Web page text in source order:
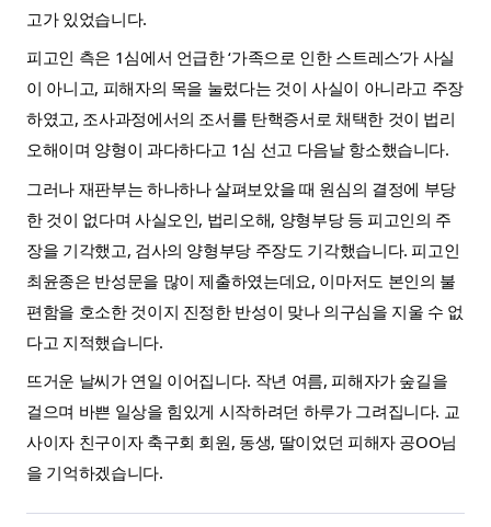
고가 있었습니다.
피고인 측은 1심에서 언급한 ‘가족으로 인한 스트레스’가 사실
이 아니고, 피해자의 목을 눌렀다는 것이 사실이 아니라고 주장
하였고, 조사과정에서의 조서를 탄핵증서로 채택한 것이 법리
오해이며 양형이 과다하다고 1심 선고 다음날 항소했습니다.
그러나 재판부는 하나하나 살펴보았을 때 원심의 결정에 부당
한 것이 없다며 사실오인, 법리오해, 양형부당 등 피고인의 주
장을 기각했고, 검사의 양형부당 주장도 기각했습니다. 피고인
최윤종은 반성문을 많이 제출하였는데요, 이마저도 본인의 불
편함을 호소한 것이지 진정한 반성이 맞나 의구심을 지울 수 없
다고 지적했습니다.
뜨거운 날씨가 연일 이어집니다. 작년 여름, 피해자가 숲길을
걸으며 바쁜 일상을 힘있게 시작하려던 하루가 그려집니다. 교
사이자 친구이자 축구회 회원, 동생, 딸이었던 피해자 공OO님
을 기억하겠습니다.